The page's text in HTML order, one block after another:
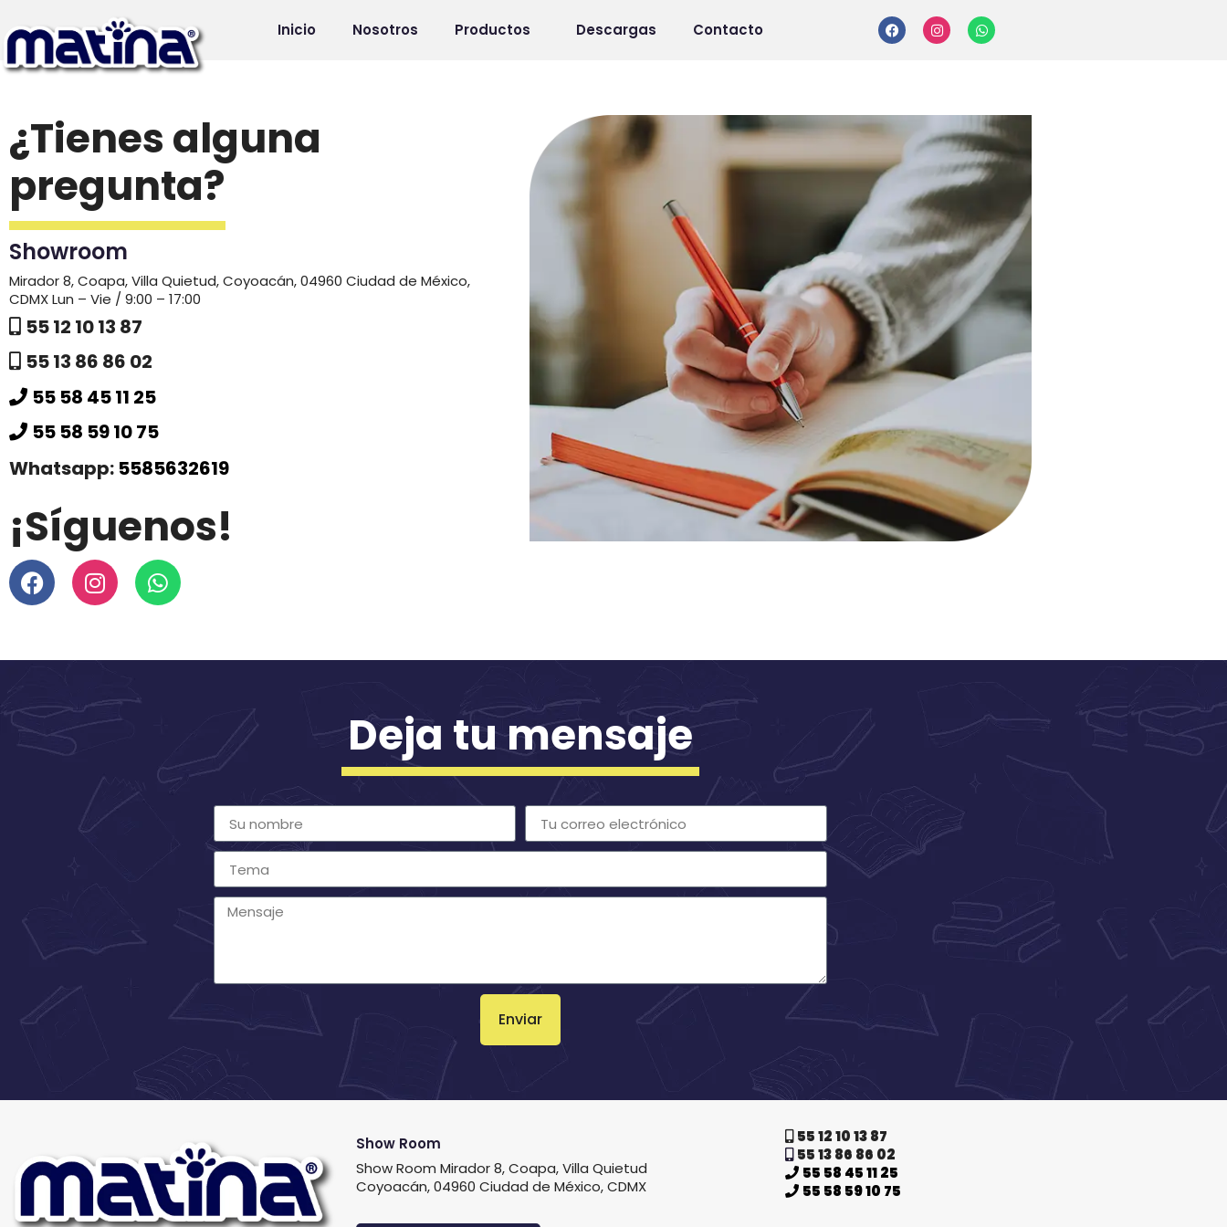
Inicio Nosotros Productos Descargas Contacto
¿Tienes alguna
pregunta?
Showroom
Mirador 8, Coapa, Villa Quietud, Coyoacán, 04960 Ciudad de México,
CDMX Lun – Vie / 9:00 – 17:00
55 12 10 13 87
55 13 86 86 02
55 58 45 11 25
55 58 59 10 75
Whatsapp: 5585632619
¡Síguenos!
Deja tu mensaje
Enviar
Show Room
Show Room Mirador 8, Coapa, Villa Quietud
Coyoacán, 04960 Ciudad de México, CDMX
55 12 10 13 87
55 13 86 86 02
55 58 45 11 25
55 58 59 10 75